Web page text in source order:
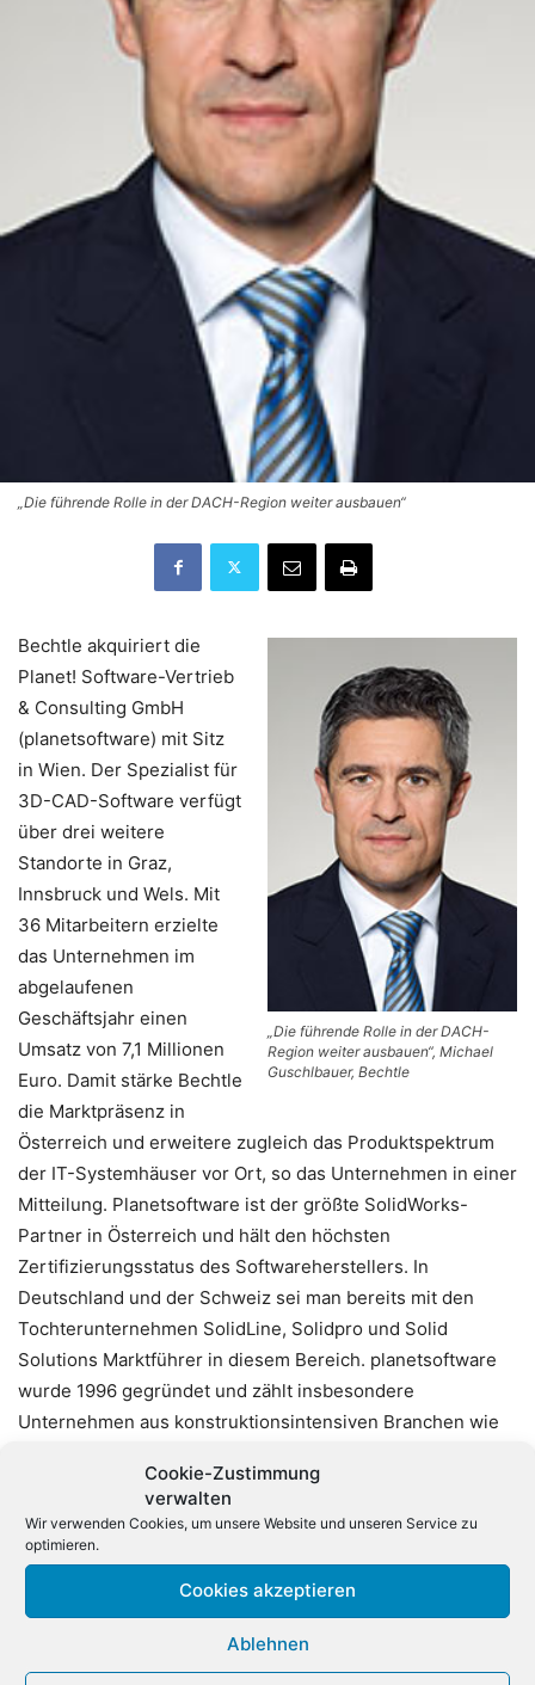
Cookie-Zustimmung
verwalten
Wir verwenden Cookies, um unsere Website und unseren Service zu
optimieren.
Cookies akzeptieren
Ablehnen
„Die führende Rolle in der DACH-Region weiter ausbauen“
„Die führende Rolle in der DACH-
Region weiter ausbauen“, Michael
Guschlbauer, Bechtle
Bechtle akquiriert die
Planet! Software-Vertrieb
& Consulting GmbH
(planetsoftware) mit Sitz
in Wien. Der Spezialist für
3D-CAD-Software verfügt
über drei weitere
Standorte in Graz,
Innsbruck und Wels. Mit
36 Mitarbeitern erzielte
das Unternehmen im
abgelaufenen
Geschäftsjahr einen
Umsatz von 7,1 Millionen
Euro. Damit stärke Bechtle
die Marktpräsenz in
Österreich und erweitere zugleich das Produktspektrum
der IT-Systemhäuser vor Ort, so das Unternehmen in einer
Mitteilung. Planetsoftware ist der größte SolidWorks-
Partner in Österreich und hält den höchsten
Zertifizierungsstatus des Softwareherstellers. In
Deutschland und der Schweiz sei man bereits mit den
Tochterunternehmen SolidLine, Solidpro und Solid
Solutions Marktführer in diesem Bereich. planetsoftware
wurde 1996 gegründet und zählt insbesondere
Unternehmen aus konstruktionsintensiven Branchen wie
Produktdesign zu ihren Kunden. Das Unternehmen betreut
über 1.150 Kunden mit Komplettlösungen für
Produktentwicklung und Fertigung. Das
Angebotsspektrum umfasst Beratung, Implementierung,
Support und Schulungen. Die Geschäftsführung von
planetsoftware erfolge auch weiterhin durch die
bisherigen Gesellschafter. Ebenso bleibe der Firmenname